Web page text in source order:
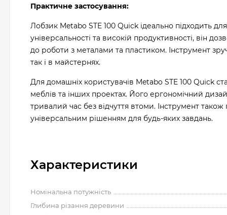
Практичне застосування:
Лобзик Metabo STE 100 Quick ідеально підходить
універсальності та високій продуктивності, він
до роботи з металами та пластиком. Інструмент
так і в майстернях.
Для домашніх користувачів Metabo STE 100 Quick
меблів та інших проектах. Його ергономічний
тривалий час без відчуття втоми. Інструмент
універсальним рішенням для будь-яких завдань.
Характеристики
Номінальна потужність
Глибина різання деревини